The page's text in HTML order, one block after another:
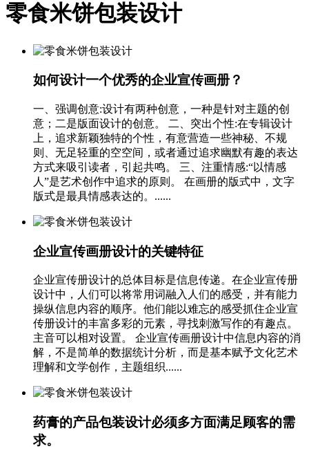
零食米饼包装设计
如何设计一个优秀的企业宣传画册？
一、强调创意:设计有两种创意，一种是针对主题的创
意；二是版面设计的创意。 二、突出个性:在专辑设计
上，追求新颖独特的个性，有意营造一些神秘、不规
则、无足轻重的空空间，或者通过追求幽默有趣的表达
方式来吸引读者，引起共鸣。 三、注重情感:“以情感
人”是艺术创作中追求的原则。 在画册的版式中，文字
版式是最具情感表达的。......
企业宣传画册设计的关键特征
企业宣传册设计的总体目标是信息传递。在企业宣传册
设计中，人们可以将常用词融入人们的感受，并有能力
操纵信息内容的顺序。他们能以难忘的感受抓住企业宣
传册设计的丰富多彩的元素，寻找刺激写作的有趣点。
主音可以相对设置。 企业宣传画册设计中信息内容的消
解，不是简单的数据统计分析，而是基本赋予文化艺术
理解和文学创作，主题组织......
药膏的产品包装设计必须多方面满足顾客的需
求。